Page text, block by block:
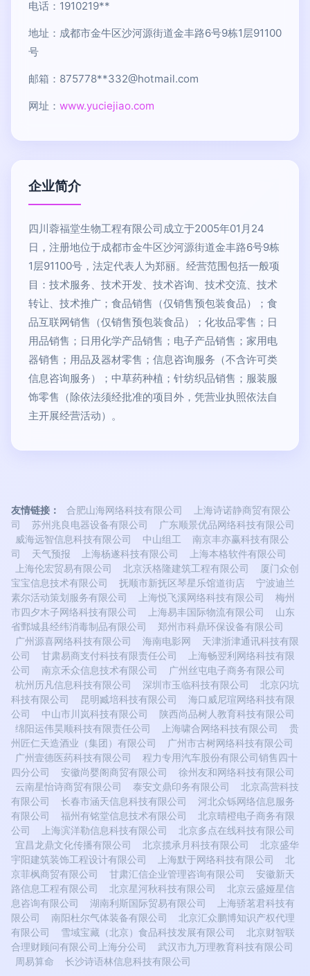
电话：1910219**
地址：成都市金牛区沙河源街道金丰路6号9栋1层91100
号
邮箱：875778**332@hotmail.com
网址： www.yuciejiao.com
企业简介
四川蓉福堂生物工程有限公司成立于2005年01月24
日，注册地位于成都市金牛区沙河源街道金丰路6号9栋
1层91100号，法定代表人为郑丽。经营范围包括一般项
目：技术服务、技术开发、技术咨询、技术交流、技术
转让、技术推广；食品销售（仅销售预包装食品）；食
品互联网销售（仅销售预包装食品）；化妆品零售；日
用品销售；日用化学产品销售；电子产品销售；家用电
器销售；用品及器材零售；信息咨询服务（不含许可类
信息咨询服务）；中草药种植；针纺织品销售；服装服
饰零售（除依法须经批准的项目外，凭营业执照依法自
主开展经营活动）。
友情链接： 合肥山海网络科技有限公司
上海诗诺静商贸有限公
司
苏州兆良电器设备有限公司
广东顺景优品网络科技有限公司
威海远智信息科技有限公司
中山组工
南京丰亦赢科技有限公
司
天气预报 上海杨遂科技有限公司
上海本格软件有限公司
上海伦宏贸易有限公司
北京沃格隆建筑工程有限公司
厦门众创
宝宝信息技术有限公司
抚顺市新抚区琴星乐馆道街店
宁波迪兰
素尔活动策划服务有限公司
上海悦飞溪网络科技有限公司
梅州
市四夕木子网络科技有限公司
上海易丰国际物流有限公司
山东
省鄄城县经纬消毒制品有限公司
郑州市科鼎环保设备有限公司
广州源喜网络科技有限公司
海南电影网
天津浙津通讯科技有限
公司
甘肃易商支付科技有限责任公司
上海畅翌利网络科技有限
公司
南京禾众信息技术有限公司
广州丝屯电子商务有限公司
杭州历凡信息科技有限公司
深圳市玉临科技有限公司
北京闪坑
科技有限公司
昆明臧培科技有限公司
海口威尼瑄网络科技有限
公司
中山市川岚科技有限公司
陕西尚品树人教育科技有限公司
绵阳运伟昊顺科技有限责任公司
上海啸合网络科技有限公司
贵
州匠仁天造酒业（集团）有限公司
广州市古树网络科技有限公司
广州壹德医药科技有限公司
程力专用汽车股份有限公司销售四十
四分公司
安徽尚婴阁商贸有限公司
徐州友和网络科技有限公司
云南星怡诗商贸有限公司
泰安文鼎印务有限公司
北京高营科技
有限公司
长春市涵天信息科技有限公司
河北众铄网络信息服务
有限公司
福州有铭堂信息技术有限公司
北京晴橙电子商务有限
公司
上海滨洋勒信息科技有限公司
北京多点在线科技有限公司
宜昌龙鼎文化传播有限公司
北京揽承月科技有限公司
北京盛华
宇阳建筑装饰工程设计有限公司
上海默于网络科技有限公司
北
京菲枫商贸有限公司
甘肃汇信企业管理咨询有限公司
安徽新天
路信息工程有限公司
北京星河秋科技有限公司
北京云盛娅星信
息咨询有限公司
湖南利斯国际贸易有限公司
上海骄茗君科技有
限公司
南阳杜尔气体装备有限公司
北京汇众鹏博知识产权代理
有限公司
雪域宝藏（北京）食品科技发展有限公司
北京财智联
合理财顾问有限公司上海分公司
武汉市九万理教育科技有限公司
周易算命
长沙诗语林信息科技有限公司